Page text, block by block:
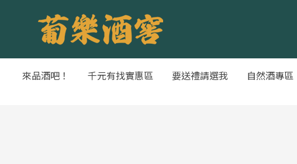
來品酒吧！ 千元有找實惠區 要送禮請選我 自然酒專區